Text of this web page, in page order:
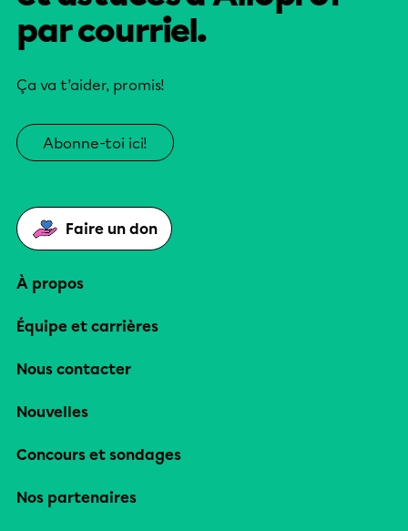
par courriel.
Ça va t’aider, promis!
Abonne-toi ici!
Faire un don
À propos
Équipe et carrières
Nous contacter
Nouvelles
Concours et sondages
Nos partenaires